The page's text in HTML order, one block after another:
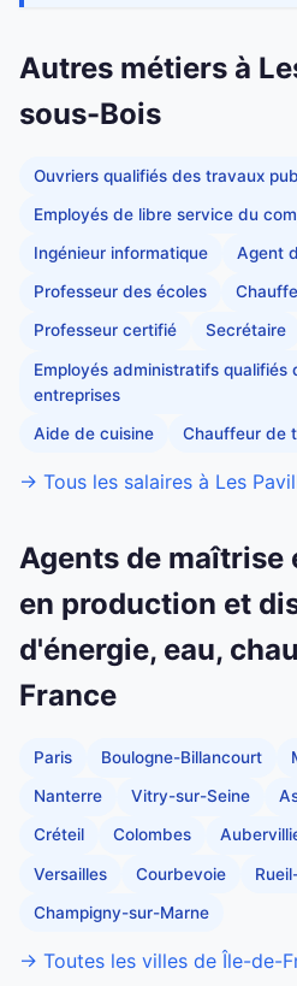
Autres métiers à
sous-Bois
Ouvriers qualifiés des travaux
Employés de libre service du
Ingénieur informatique Agent
Professeur des écoles
Professeur certifié Secrétaire
Employés administratifs qualifiés
entreprises
Aide de cuisine Chauffeur de
→ Tous les salaires à Les
Agents de maîtrise
en production et
d'énergie, eau,
France
Paris Boulogne-Billancourt
Nanterre Vitry-sur-Seine
Créteil Colombes
Versailles Courbevoie
Champigny-sur-Marne
→ Toutes les villes de Île-de-